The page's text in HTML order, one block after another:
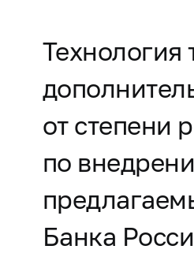
Технология
от степени
по
Банка